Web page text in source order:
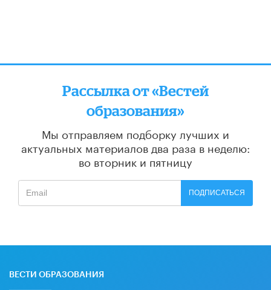
Рассылка от «Вестей
образования»
Мы отправляем подборку лучших и
актуальных материалов два раза в неделю:
во вторник и пятницу
ПОДПИСАТЬСЯ
ВЕСТИ ОБРАЗОВАНИЯ